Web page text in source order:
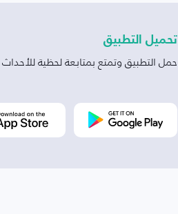
تحميل التطبيق
حمل التطبيق وتمتع بمتابعة لحظية للأحداث